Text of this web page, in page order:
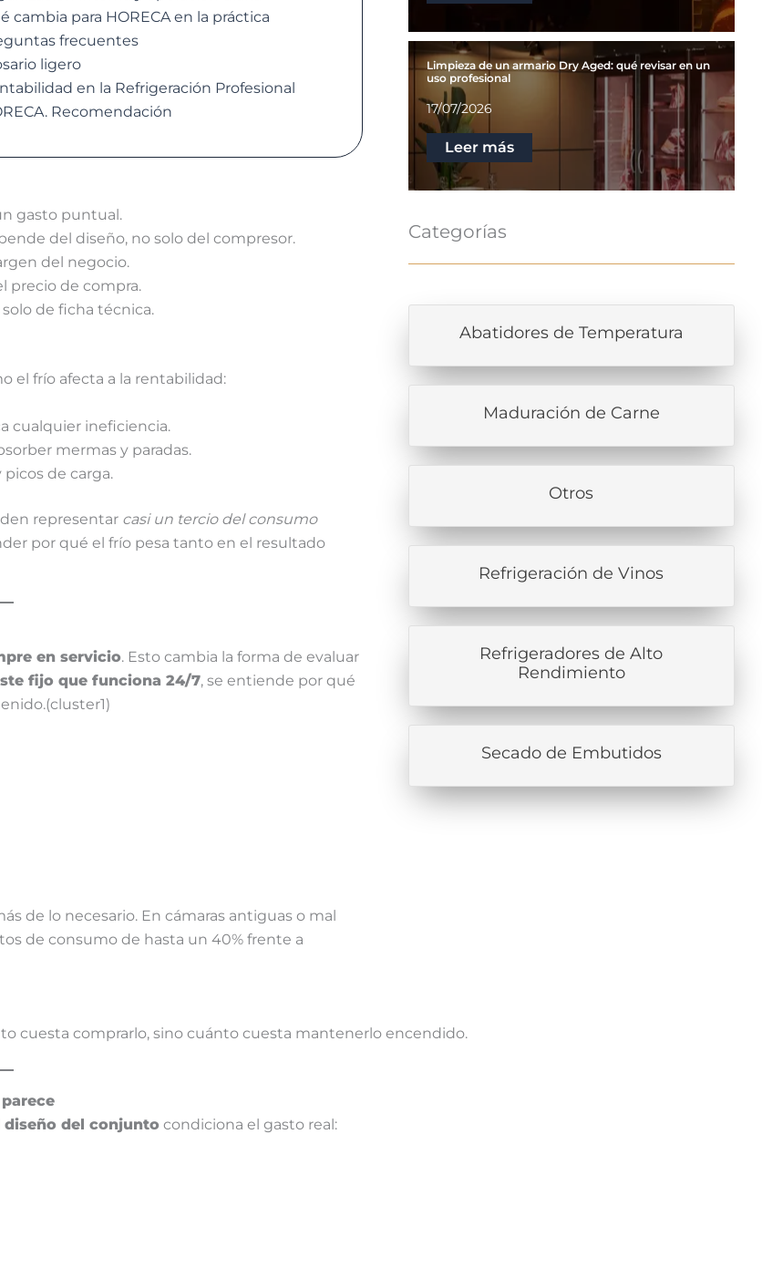
cambia para HORECA en la práctica
frecuentes
ligero
en la Refrigeración Profesional
Recomendación
gasto puntual.
del diseño, no solo del compresor.
del negocio.
precio de compra.
de ficha técnica.
el frío afecta a la rentabilidad:
cualquier ineficiencia.
mermas y paradas.
picos de carga.
representar casi un tercio del consumo
por qué el frío pesa tanto en el resultado
en servicio. Esto cambia la forma de evaluar
fijo que funciona 24/7, se entiende por qué
de lo necesario. En cámaras antiguas o mal
de consumo de hasta un 40% frente a
cuesta comprarlo, sino cuánto cuesta mantenerlo encendido.
diseño del conjunto condiciona el gasto real:
Limpieza de un armario Dry Aged: qué revisar en un
uso profesional
17/07/2026
Leer más
Categorías
Abatidores de Temperatura
Maduración de Carne
Otros
Refrigeración de Vinos
Refrigeradores de Alto
Rendimiento
Secado de Embutidos